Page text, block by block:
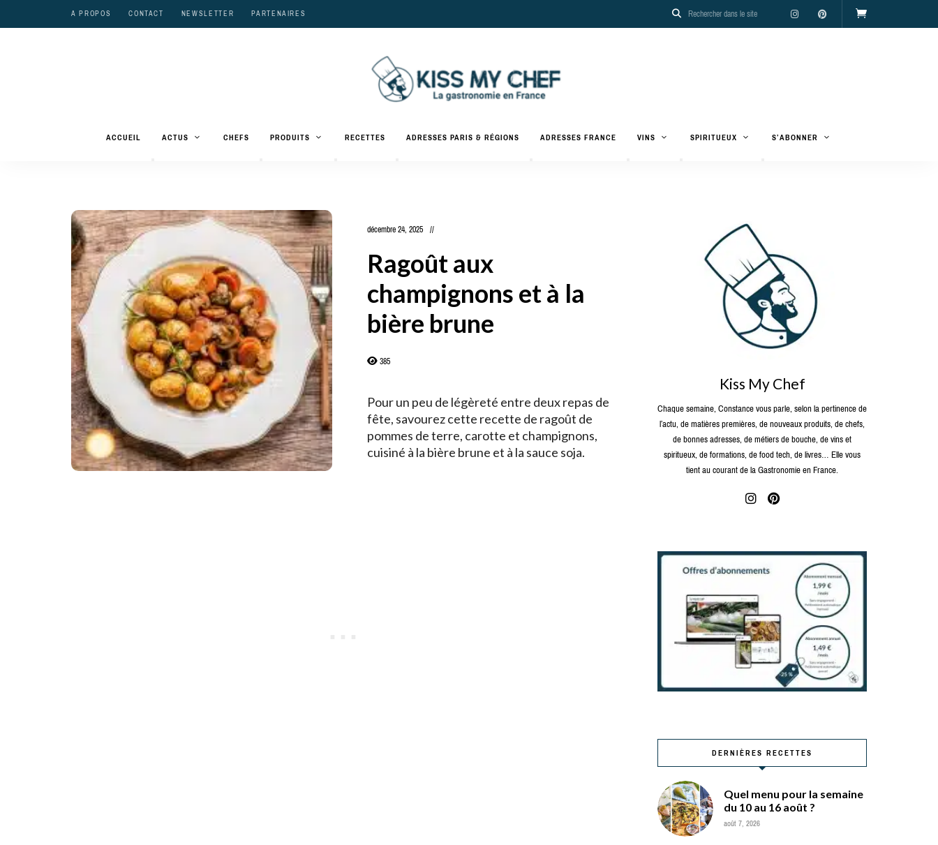
A PROPOS CONTACT NEWSLETTER PARTENAIRES
Kiss
Chef
gastronomiques
et
ACCUEIL ACTUS CHEFS PRODUITS RECETTES ADRESSES PARIS & RÉGIONS ADRESSES FRANCE VINS SPIRITUEUX S’ABONNER
décembre 24, 2025
Ragoût aux
champignons et à la
bière brune
385
Pour un peu de légèreté entre deux repas de
fête, savourez cette recette de ragoût de
pommes de terre, carotte et champignons,
cuisiné à la bière brune et à la sauce soja.
Kiss My Chef
Chaque semaine, Constance vous parle, selon la pertinence de
l’actu, de matières premières, de nouveaux produits, de chefs,
de bonnes adresses, de métiers de bouche, de vins et
spiritueux, de formations, de food tech, de livres… Elle vous
tient au courant de la Gastronomie en France.
DERNIÈRES RECETTES
Quel menu pour la semaine
du 10 au 16 août ?
août 7, 2026